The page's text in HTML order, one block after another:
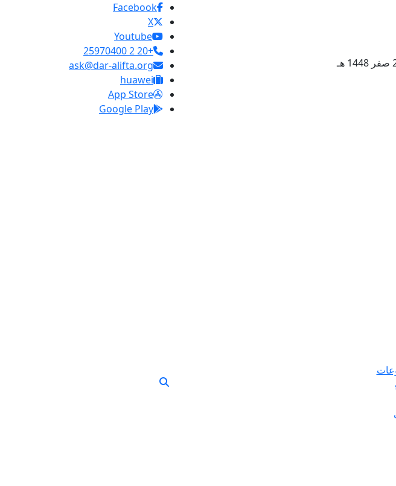
Facebook
X
Youtube
+20 2 25970400
ask@dar-alifta.org
huawei
App Store
Google Play